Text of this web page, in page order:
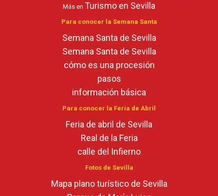
Más en Turismo en Sevilla
Para conocer la Semana Santa
Semana Santa de Sevilla
Semana Santa de Sevilla
cómo es una procesión
pasos
información básica
Para conocer la Feria de Abril
Feria de abril de Sevilla
Real de la Feria
calle del Infierno
Fotos de Sevilla
Mapa plano turístico de Sevilla